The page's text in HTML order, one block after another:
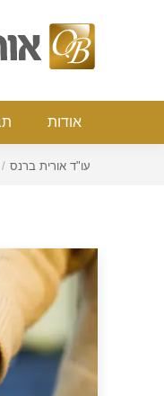
אודות
You are here:
עו"ד אורית ברנס